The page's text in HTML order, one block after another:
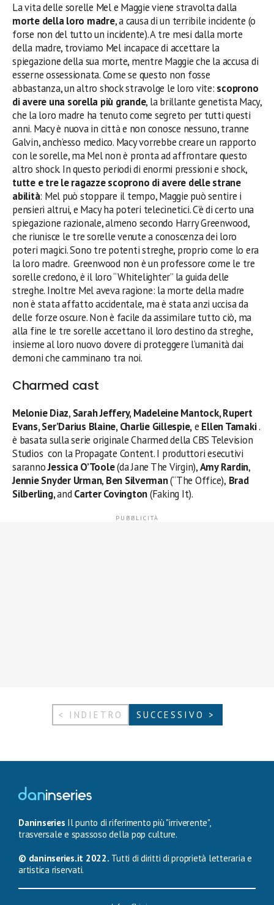
La vita delle sorelle Mel e Maggie viene stravolta dalla
morte della loro madre, a causa di un terribile incidente (o
forse non del tutto un incidente). A tre mesi dalla morte
della madre, troviamo Mel incapace di accettare la
spiegazione della sua morte, mentre Maggie che la accusa di
esserne ossessionata. Come se questo non fosse
abbastanza, un altro shock stravolge le loro vite: scoprono
di avere una sorella più grande, la brillante genetista Macy,
che la loro madre ha tenuto come segreto per tutti questi
anni. Macy è nuova in città e non conosce nessuno, tranne
Galvin, anch’esso medico. Macy vorrebbe creare un rapporto
con le sorelle, ma Mel non è pronta ad affrontare questo
altro shock. In questo periodi di enormi pressioni e shock,
tutte e tre le ragazze scoprono di avere delle strane
abilità: Mel può stoppare il tempo, Maggie può sentire i
pensieri altrui, e Macy ha poteri telecinetici. C’è di certo una
spiegazione razionale, almeno secondo Harry Greenwood,
che riunisce le tre sorelle venute a conoscenza dei loro
poteri magici. Sono tre potenti streghe, proprio come lo era
la loro madre. Greenwood non è un professore come le tre
sorelle credono, è il loro “Whitelighter” la guida delle
streghe. Inoltre Mel aveva ragione: la morte della madre
non è stata affatto accidentale, ma è stata anzi uccisa da
delle forze oscure. Non è facile da assimilare tutto ciò, ma
alla fine le tre sorelle accettano il loro destino da streghe,
insieme al loro nuovo dovere di proteggere l’umanità dai
demoni che camminano tra noi.
Charmed cast
Melonie Diaz, Sarah Jeffery, Madeleine Mantock, Rupert
Evans, Ser’Darius Blaine, Charlie Gillespie,e Ellen Tamaki.
è basata sulla serie originale Charmed della CBS Television
Studios con la Propagate Content. I produttori esecutivi
sarannoJessica O’Toole(da Jane The Virgin),Amy Rardin,
Jennie Snyder Urman, Ben Silverman(“The Office), Brad
Silberling,andCarter Covington(Faking It).
< INDIETRO SUCCESSIVO >
Daninseries Il punto di riferimento più "irriverente",
trasversale e spassoso della pop culture.
© daninseries.it 2022. Tutti di diritti di proprietà letteraria e
artistica riservati.